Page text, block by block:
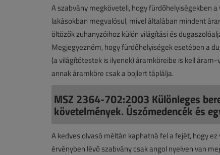
A szabvány megköveteli, hogy fürdőhelyiségekben
lakásokban megvalósul, mivel általában mindent
öltözők zuhanyzóihoz külön világítási és
Megjegyezném, hogy fürdőhelyiségek esetében a
(a világítótestek is ilyenek) áramköreibe is kell
annak áramköre csak a bojlert táplálja.
MSZ 2364-702:2003 Különleges
követelmények. Úszómedencék és
A kedves olvasó méltán kaphatná fel a fejét, hogy
érvényben lévő szabvány csak angol nyelven van